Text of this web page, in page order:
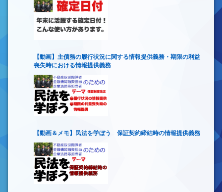
【動画】主債務の履行状況に関する情報提供義務・期限の利益
喪失時における情報提供義務
【動画＆メモ】民法を学ぼう 保証契約締結時の情報提供義務